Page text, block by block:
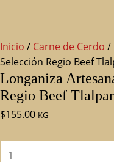
Inicio / Carne de Cerdo /
Selección Regio Beef
Longaniza
Regio Beef
$155.00 KG